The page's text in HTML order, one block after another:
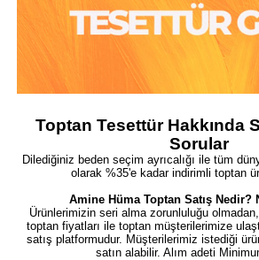
Toptan Tesettür Hakkında
Sorular
Dilediğiniz beden seçim ayrıcalığı ile tüm
olarak %35'e kadar indirimli toptan
Amine Hüma Toptan Satış Nedir?
Ürünlerimizin seri alma zorunluluğu
toptan fiyatları ile toptan müşterilerimize
satış platformudur. Müşterilerimiz istediği
satın alabilir. Alım adeti